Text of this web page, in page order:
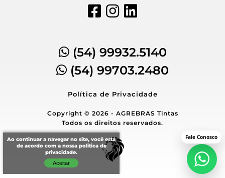
(54) 99932.5140
(54) 99703.2480
Política de Privacidade
Copyright © 2026 - AGREBRAS Tintas
Todos os direitos reservados.
Ao continuar a navegar no site, você está
de acordo com a nossapolitica de
privacidade.
Aceitar